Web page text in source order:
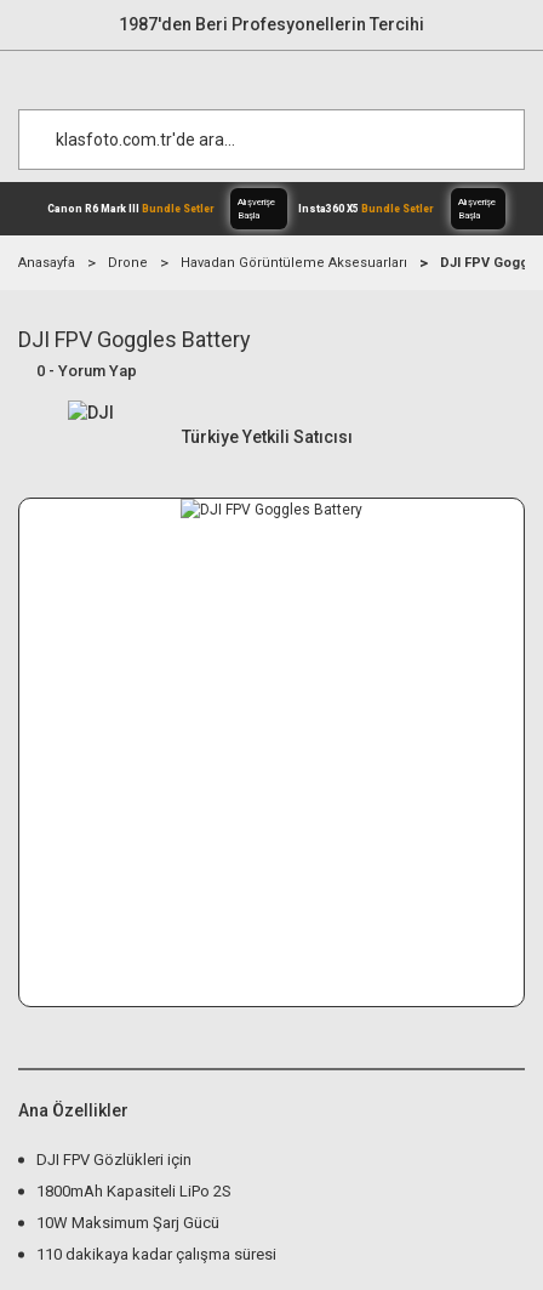
1987'den Beri Profesyonellerin Tercihi
Canon R6 Mark IIIBundle Setler
Anasayfa Drone Havadan Görüntüleme Aksesuarları DJI FPV
DJI FPV Goggles Battery
0 - Yorum Yap
Türkiye Yetkili Satıcısı
Ana Özellikler
DJI FPV Gözlükleri için
1800mAh Kapasiteli LiPo 2S
10W Maksimum Şarj Gücü
110 dakikaya kadar çalışma süresi